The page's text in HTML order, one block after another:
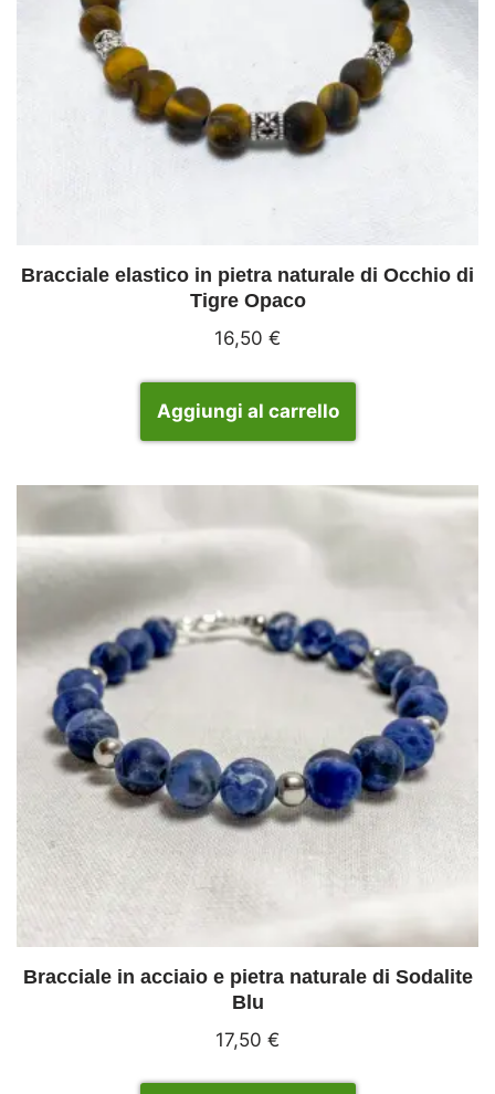
Bracciale elastico in pietra naturale di Occhio di
Tigre Opaco
16,50 €
Aggiungi al carrello
Bracciale in acciaio e pietra naturale di Sodalite
Blu
17,50 €